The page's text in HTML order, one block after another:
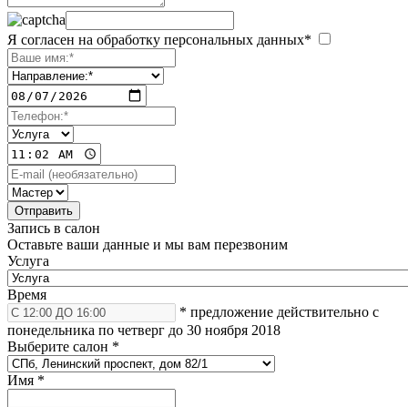
Я согласен на обработку персональных данных*
Запись в салон
Оставьте ваши данные и мы вам перезвоним
Услуга
Время
* предложение действительно с
понедельника по четверг до 30 ноября 2018
Выберите салон *
Имя *